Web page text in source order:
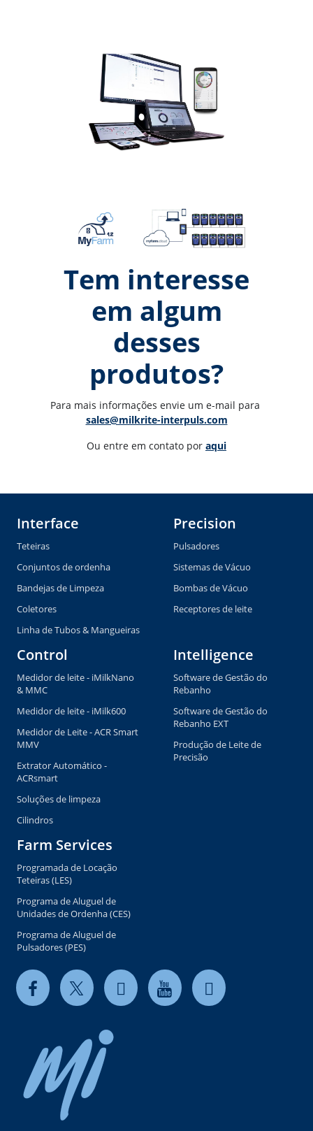
Tem interesse
em algum
desses
produtos?
Para mais informações envie um e-mail para
sales@milkrite-interpuls.com
Ou entre em contato por aqui
Interface
Teteiras
Conjuntos de ordenha
Bandejas de Limpeza
Coletores
Linha de Tubos & Mangueiras
Precision
Pulsadores
Sistemas de Vácuo
Bombas de Vácuo
Receptores de leite
Control
Medidor de leite - iMilkNano
& MMC
Medidor de leite - iMilk600
Medidor de Leite - ACR Smart
MMV
Extrator Automático -
ACRsmart
Soluções de limpeza
Cilindros
Intelligence
Software de Gestão do
Rebanho
Software de Gestão do
Rebanho EXT
Produção de Leite de
Precisão
Farm Services
Programada de Locação
Teteiras (LES)
Programa de Aluguel de
Unidades de Ordenha (CES)
Programa de Aluguel de
Pulsadores (PES)